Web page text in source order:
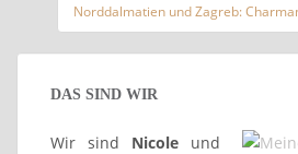
Norddalmatien und Zagreb:
DAS SIND WIR
Wir sind Nicole und